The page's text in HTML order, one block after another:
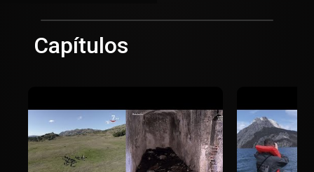
Capítulos